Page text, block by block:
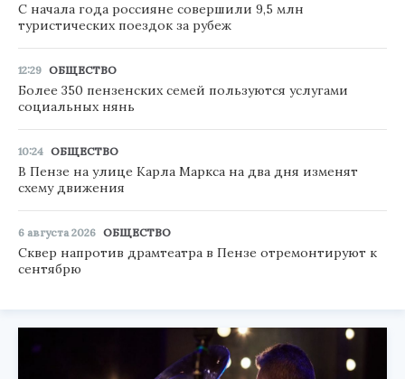
С начала года россияне совершили 9,5 млн
туристических поездок за рубеж
12:29 ОБЩЕСТВО
Более 350 пензенских семей пользуются услугами
социальных нянь
10:24 ОБЩЕСТВО
В Пензе на улице Карла Маркса на два дня изменят
схему движения
6 августа 2026 ОБЩЕСТВО
Сквер напротив драмтеатра в Пензе отремонтируют к
сентябрю